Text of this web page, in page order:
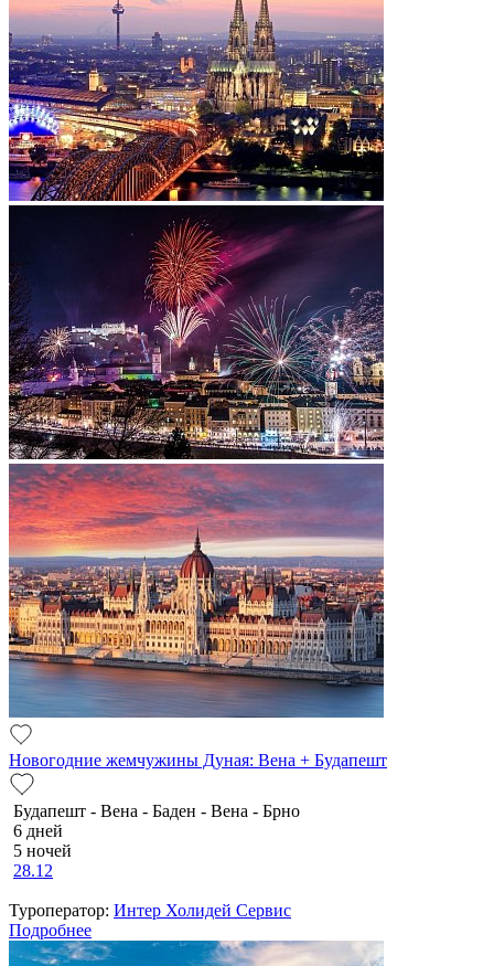
Новогодние жемчужины Дуная: Вена + Будапешт
Будапешт - Вена - Баден - Вена - Брно
6 дней
5 ночей
28.12
Туроператор: Интер Холидей Сервис
Подробнее